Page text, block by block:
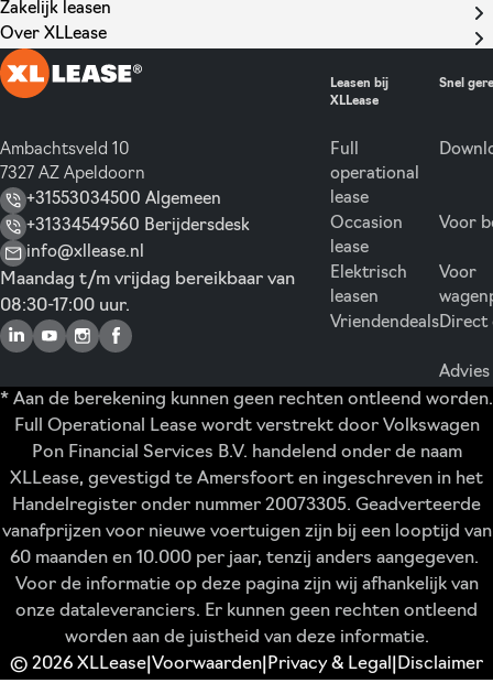
Zakelijk leasen
Over XLLease
Ambachtsveld 10
7327 AZ Apeldoorn
+31553034500 Algemeen
+31334549560 Berijdersdesk
info@xllease.nl
Maandag t/m vrijdag bereikbaar van
08:30-17:00 uur.
Leasen bij
XLLease
Full
operational
lease
Occasion
lease
Elektrisch
leasen
Vriendendeals
Snel
Voor
Voor
Direct
* Aan de berekening kunnen geen rechten ontleend worden.
Full Operational Lease wordt verstrekt door Volkswagen
Pon Financial Services B.V. handelend onder de naam
XLLease, gevestigd te Amersfoort en ingeschreven in het
Handelregister onder nummer 20073305. Geadverteerde
vanafprijzen voor nieuwe voertuigen zijn bij een looptijd van
60 maanden en 10.000 per jaar, tenzij anders aangegeven.
Voor de informatie op deze pagina zijn wij afhankelijk van
onze dataleveranciers. Er kunnen geen rechten ontleend
worden aan de juistheid van deze informatie.
© 2026 XLLease Voorwaarden Privacy & Legal Disclaimer